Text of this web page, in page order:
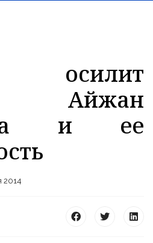
осилит
Айжан
и ее
2014